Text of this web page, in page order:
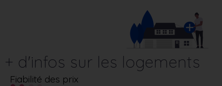
+ d'infos sur les logements
Fiabilité des prix